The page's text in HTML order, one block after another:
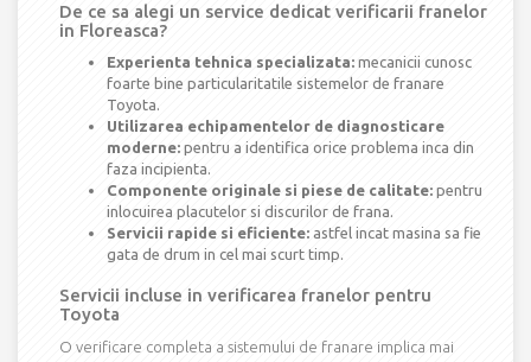
De ce sa alegi un service dedicat verificarii franelor
in Floreasca?
Experienta tehnica specializata: mecanicii cunosc
foarte bine particularitatile sistemelor de franare
Toyota.
Utilizarea echipamentelor de diagnosticare
moderne: pentru a identifica orice problema inca din
faza incipienta.
Componente originale si piese de calitate: pentru
inlocuirea placutelor si discurilor de frana.
Servicii rapide si eficiente: astfel incat masina sa fie
gata de drum in cel mai scurt timp.
Servicii incluse in verificarea franelor pentru
Toyota
O verificare completa a sistemului de franare implica mai